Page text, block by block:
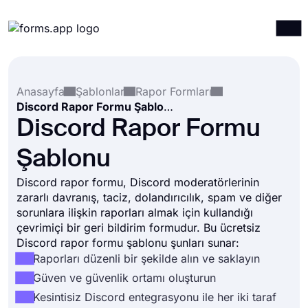
Entegrasyonlar
Şablonlar
Kaynaklar
Anasayfa
Şablonlar
Rapor Formları
Discord Rapor Formu Şablonu
Discord Rapor Formu
Şablonu
Discord rapor formu, Discord moderatörlerinin
zararlı davranış, taciz, dolandırıcılık, spam ve diğer
sorunlara ilişkin raporları almak için kullandığı
çevrimiçi bir geri bildirim formudur. Bu ücretsiz
Discord rapor formu şablonu şunları sunar:
Raporları düzenli bir şekilde alın ve saklayın
Güven ve güvenlik ortamı oluşturun
Kesintisiz Discord entegrasyonu ile her iki taraf